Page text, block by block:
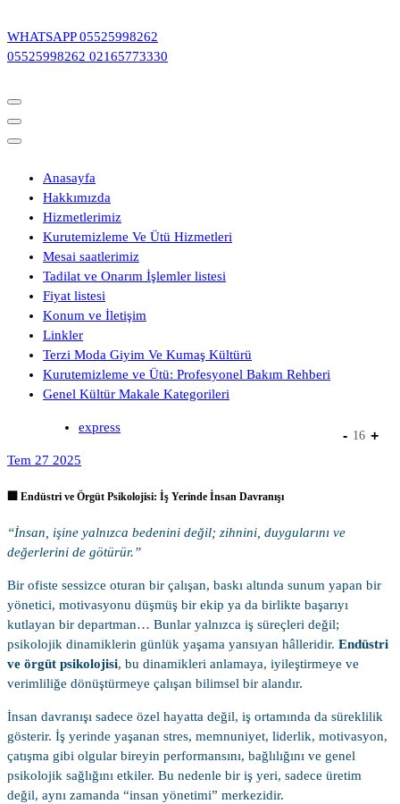
geç
WHATSAPP 05525998262
05525998262 02165773330
Anasayfa
Hakkımızda
Hizmetlerimiz
Kurutemizleme Ve Ütü Hizmetleri
Mesai saatlerimiz
Tadilat ve Onarım İşlemler listesi
Fiyat listesi
Konum ve İletişim
Linkler
Terzi Moda Giyim Ve Kumaş Kültürü
Kurutemizleme ve Ütü: Profesyonel Bakım Rehberi
Genel Kültür Makale Kategorileri
express
Tem 27 2025
🏢 Endüstri ve Örgüt Psikolojisi: İş Yerinde İnsan Davranışı
“İnsan, işine yalnızca bedenini değil; zihnini, duygularını ve
değerlerini de götürür.”
Bir ofiste sessizce oturan bir çalışan, baskı altında sunum yapan bir
yönetici, motivasyonu düşmüş bir ekip ya da birlikte başarıyı
kutlayan bir departman… Bunlar yalnızca iş süreçleri değil;
psikolojik dinamiklerin günlük yaşama yansıyan hâlleridir. Endüstri
ve örgüt psikolojisi, bu dinamikleri anlamaya, iyileştirmeye ve
verimliliğe dönüştürmeye çalışan bilimsel bir alandır.
İnsan davranışı sadece özel hayatta değil, iş ortamında da süreklilik
gösterir. İş yerinde yaşanan stres, memnuniyet, liderlik, motivasyon,
çatışma gibi olgular bireyin performansını, bağlılığını ve genel
psikolojik sağlığını etkiler. Bu nedenle bir iş yeri, sadece üretim
değil, aynı zamanda “insan yönetimi” merkezidir.
- 16 +